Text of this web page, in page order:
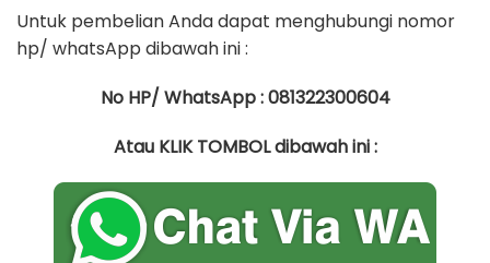
Untuk pembelian Anda dapat menghubungi nomor
hp/ whatsApp dibawah ini :
No HP/ WhatsApp : 081322300604
Atau KLIK TOMBOL dibawah ini :